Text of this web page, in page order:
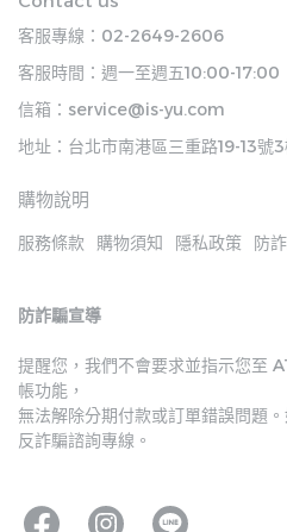
客服專線：02-2649-2606
客服時間：週一至週五10:00-17:00
信箱：service@is-yu.com
地址：台北市南港區三重路19-13號
購物說明
服務條款 購物須知 隱私政策 防
防詐騙宣導
提醒您，我們不會要求並指示您至
帳功能，
無法解除分期付款或訂單錯誤問題
反詐騙諮詢專線。